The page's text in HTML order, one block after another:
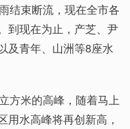
结束断流，现在全市各
到现在为止，产芝、尹
及青年、山洲等8座水
方米的高峰，随着马上
用水高峰将再创新高，